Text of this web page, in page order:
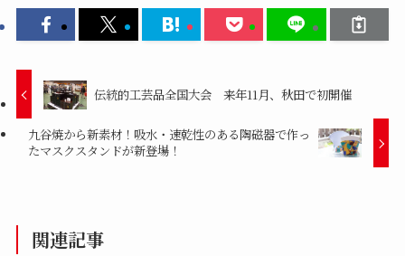
伝統的工芸品全国大会 来年11月、秋田で初開催
九谷焼から新素材！吸水・速乾性のある陶磁器で作っ
たマスクスタンドが新登場！
関連記事